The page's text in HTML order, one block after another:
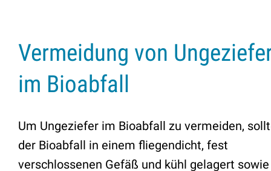
Vermeidung von
im Bioabfall
Um Ungeziefer im Bioabfall zu vermeiden,
der Bioabfall in einem fliegendicht, fest
verschlossenen Gefäß und kühl gelagert sowie